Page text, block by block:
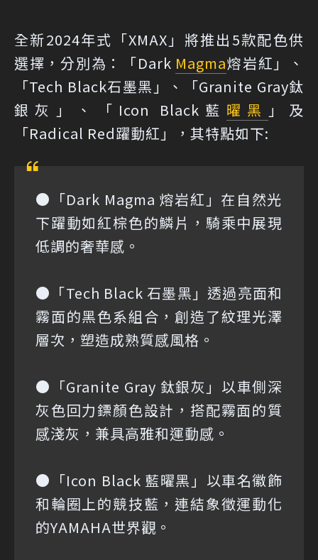
全新2024年式「XMAX」將推出5款配色供
選擇，分別為：「Dark Magma熔岩紅」、
「Tech Black石墨黑」、「Granite Gray鈦
銀灰」、「Icon Black藍 曜黑 」及
「Radical Red躍動紅」，其特點如下:
●「Dark Magma 熔岩紅」在自然光
下躍動如紅棕色的鱗片，騎乘中展現
低調的奢華感。
●「Tech Black 石墨黑」透過亮面和
霧面的黑色系組合，創造了紋理光澤
層次，塑造成熟質感風格。
●「Granite Gray 鈦銀灰」以車側深
灰色回力鏢顏色設計，搭配霧面的質
感淺灰，兼具高雅和運動感。
●「Icon Black 藍曜黑」以車名徽飾
和輪圈上的競技藍，連結象徵運動化
的YAMAHA世界觀。